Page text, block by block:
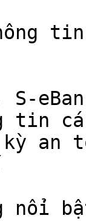
S-
tin
kỳ
nổi